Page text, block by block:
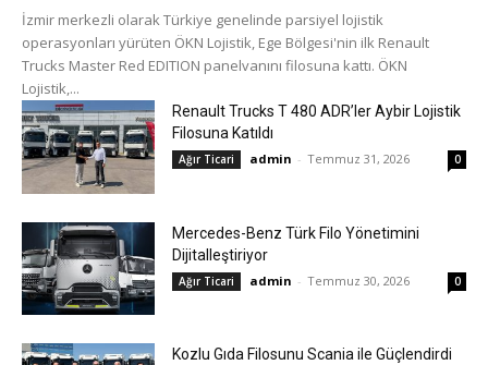
İzmir merkezli olarak Türkiye genelinde parsiyel lojistik
operasyonları yürüten ÖKN Lojistik, Ege Bölgesi'nin ilk Renault
Trucks Master Red EDITION panelvanını filosuna kattı. ÖKN
Lojistik,...
Renault Trucks T 480 ADR’ler Aybir Lojistik
Filosuna Katıldı
Ağır Ticari admin - Temmuz 31, 2026 0
Mercedes-Benz Türk Filo Yönetimini
Dijitalleştiriyor
Ağır Ticari admin - Temmuz 30, 2026 0
Kozlu Gıda Filosunu Scania ile Güçlendirdi